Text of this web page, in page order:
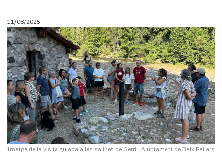
11/08/2025
Imatge de la visita guiada a les salines de Gerri | Ajuntament de Baix Pallars